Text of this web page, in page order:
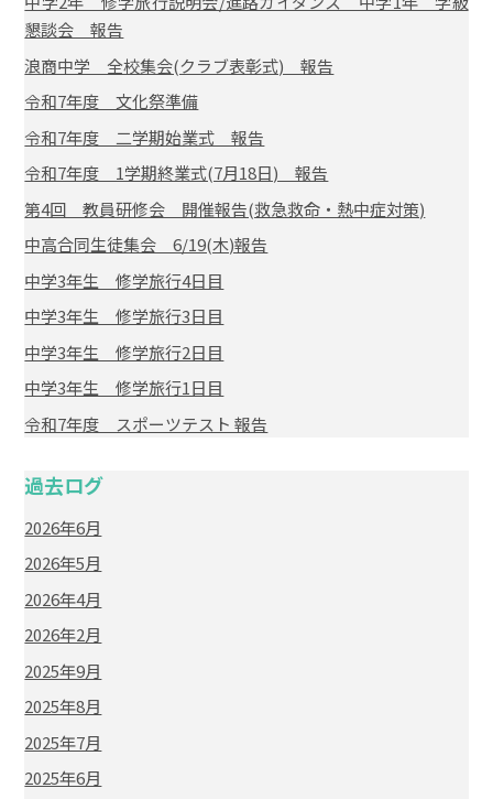
懇談会 報告
浪商中学 全校集会(クラブ表彰式) 報告
令和7年度 文化祭準備
令和7年度 二学期始業式 報告
令和7年度 1学期終業式(7月18日) 報告
第4回 教員研修会 開催報告(救急救命・熱中症対策)
中高合同生徒集会 6/19(木)報告
中学3年生 修学旅行4日目
中学3年生 修学旅行3日目
中学3年生 修学旅行2日目
中学3年生 修学旅行1日目
令和7年度 スポーツテスト 報告
過去ログ
2026年6月
2026年5月
2026年4月
2026年2月
2025年9月
2025年8月
2025年7月
2025年6月